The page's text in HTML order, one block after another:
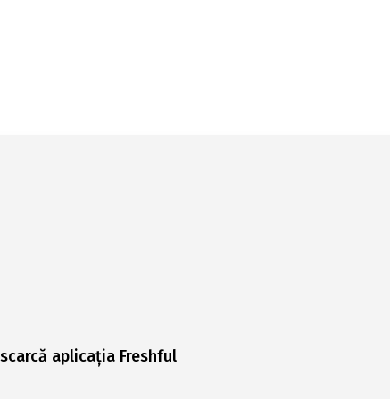
aplicația Freshful